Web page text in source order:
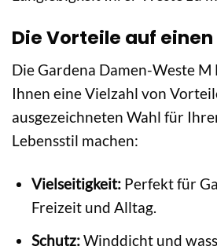
Die Vorteile auf einen
Die Gardena Damen-Weste
Ihnen eine Vielzahl von
ausgezeichneten Wahl für
Lebensstil machen:
Vielseitigkeit:Perfekt für
Freizeit und Alltag.
Schutz:Winddicht und